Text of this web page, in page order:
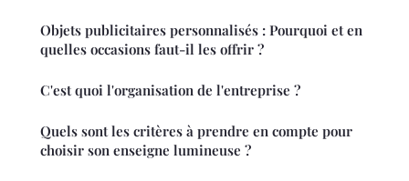
Objets publicitaires personnalisés : Pourquoi et en
quelles occasions faut-il les offrir ?
C'est quoi l'organisation de l'entreprise ?
Quels sont les critères à prendre en compte pour
choisir son enseigne lumineuse ?